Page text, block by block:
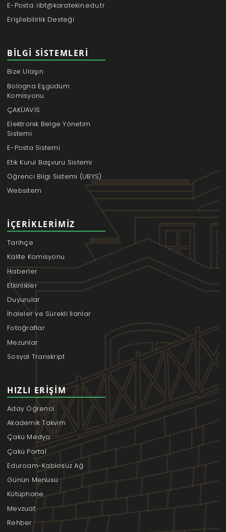
E-Posta: iibf@karatekin.edu.tr
Erişilebilirlik Desteği
BILGI SISTEMLERI
Bize Ulaşın
Bologna Eşgüdüm
Komisyonu
ÇAKÜAVİS
Elektronik Belge Yönetim
Sistemi
E-Posta Sistemi
Etik Kurul Başvuru Sistemi
Öğrenci Bilgi Sistemi (UBYS)
Websitem
İÇERIKLERIMIZ
Tarihçe
Kalite Komisyonu
Haberler
Etkinlikler
Duyurular
İhaleler ve Sürekli İlanlar
Fotoğraflar
Mezunlar
Sosyal Transkript
HIZLI ERIŞIM
Aday Öğrenci
Akademik Takvim
Çakü Medya
Çakü Portal
Eduroam-Kablosuz Ağ
Günün Menüsü
Kütüphane
Mevzuat
Rehber